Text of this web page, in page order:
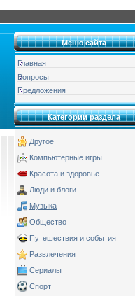
Меню сайта
Главная
Вопросы
Предложения
Категории раздела
Другое
Компьютерные игры
Красота и здоровье
Люди и блоги
Музыка
Общество
Путешествия и события
Развлечения
Сериалы
Спорт